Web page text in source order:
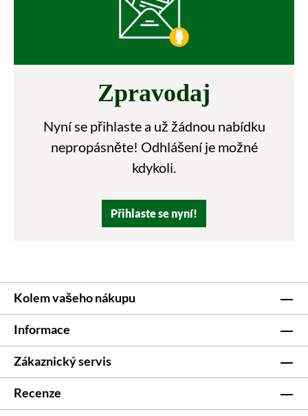
Zpravodaj
Nyní se přihlaste a už žádnou nabídku
nepropásněte! Odhlášení je možné
kdykoli.
Přihlaste se nyní!
Kolem vašeho nákupu
Informace
Zákaznický servis
Recenze